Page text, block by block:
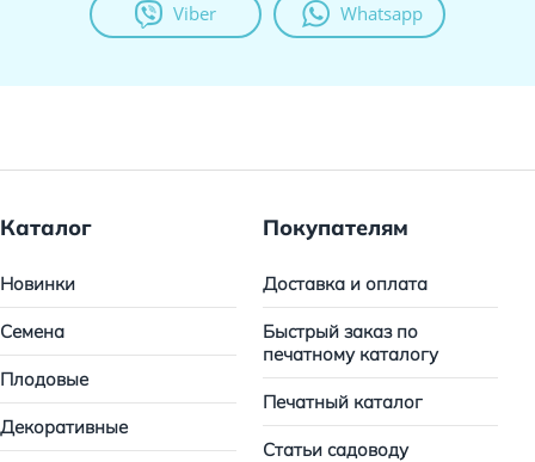
Viber Whatsapp
Каталог
Новинки
Семена
Плодовые
Декоративные
Покупателям
Доставка и оплата
Быстрый заказ по
печатному каталогу
Печатный каталог
Статьи садоводу